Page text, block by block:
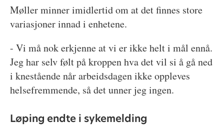
Møller minner imidlertid om at det finnes store
variasjoner innad i enhetene.
- Vi må nok erkjenne at vi er ikke helt i mål ennå.
Jeg har selv følt på kroppen hva det vil si å gå ned
i knestående når arbeidsdagen ikke oppleves
helsefremmende, så det unner jeg ingen.
Løping endte i sykemelding